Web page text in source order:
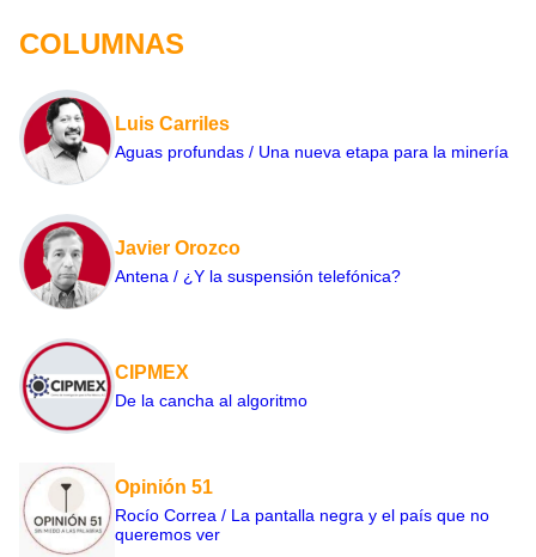
COLUMNAS
Luis Carriles
Aguas profundas / Una nueva etapa para la minería
Javier Orozco
Antena / ¿Y la suspensión telefónica?
CIPMEX
De la cancha al algoritmo
Opinión 51
Rocío Correa / La pantalla negra y el país que no
queremos ver